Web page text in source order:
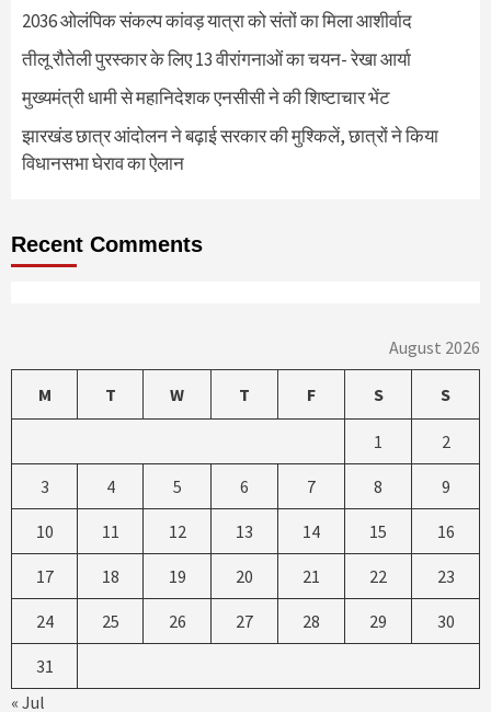
2036 ओलंपिक संकल्प कांवड़ यात्रा को संतों का मिला आशीर्वाद
तीलू रौतेली पुरस्कार के लिए 13 वीरांगनाओं का चयन- रेखा आर्या
मुख्यमंत्री धामी से महानिदेशक एनसीसी ने की शिष्टाचार भेंट
झारखंड छात्र आंदोलन ने बढ़ाई सरकार की मुश्किलें, छात्रों ने किया
विधानसभा घेराव का ऐलान
Recent Comments
August 2026
M T W T F S S
1 2
3 4 5 6 7 8 9
10 11 12 13 14 15 16
17 18 19 20 21 22 23
24 25 26 27 28 29 30
31
« Jul